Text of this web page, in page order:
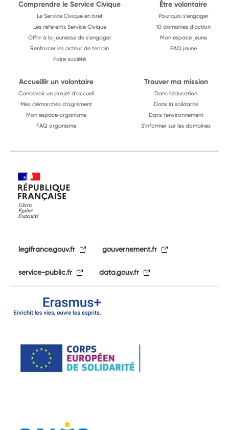
Comprendre le Service Civique
Le Service Civique en bref
Les référents Service Civique
Offrir à la jeunesse de s'engager
Renforcer les acteur de terrain
Faire société
Être volontaire
Pourquoi s'engager
10 domaines d'action
Mon espace jeune
FAQ jeune
Accueillir un volontaire
Concevoir un projet d'accueil
Mes démarches d'agrément
Mon espace organisme
FAQ organisme
Trouver ma mission
Dans l'éducation
Dans la solidarité
Dans l'environnement
S'informer sur les domaines
legifrance.gouv.fr gouvernement.fr
service-public.fr data.gouv.fr